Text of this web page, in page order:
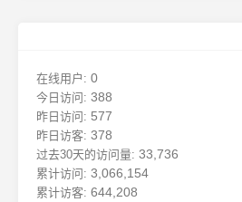
在线用户: 0
今日访问: 388
昨日访问: 577
昨日访客: 378
过去30天的访问量: 33,736
累计访问: 3,066,154
累计访客: 644,208